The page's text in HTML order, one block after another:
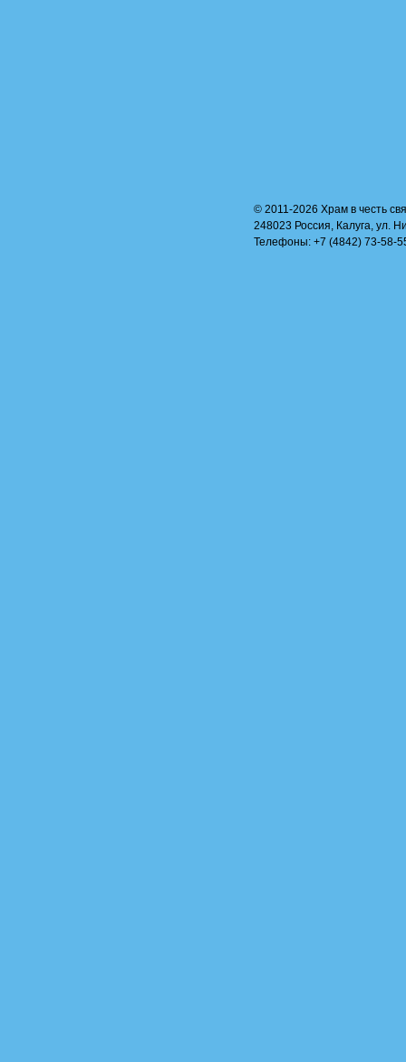
© 2011-2026 Храм в честь
248023 Россия, Калуга, ул.
Телефоны: +7 (4842) 73-58-